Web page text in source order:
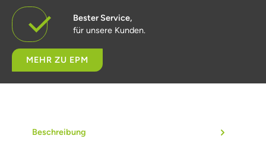
Bester Service,
für unsere Kunden.
MEHR ZU EPM
Beschreibung